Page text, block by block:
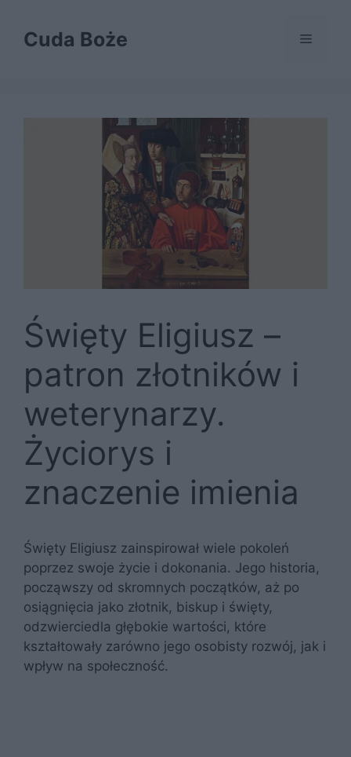
treściCuda Boże Menu
Święty Eligiusz –
patron złotników i
weterynarzy.
Życiorys i
znaczenie imienia
Święty Eligiusz zainspirował wiele pokoleń
poprzez swoje życie i dokonania. Jego historia,
począwszy od skromnych początków, aż po
osiągnięcia jako złotnik, biskup i święty,
odzwierciedla głębokie wartości, które
kształtowały zarówno jego osobisty rozwój, jak i
wpływ na społeczność.